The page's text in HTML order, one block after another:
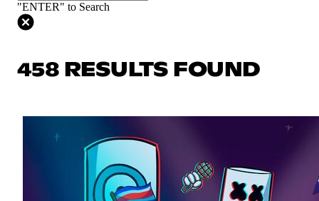
"ENTER" to Search
458 RESULTS FOUND